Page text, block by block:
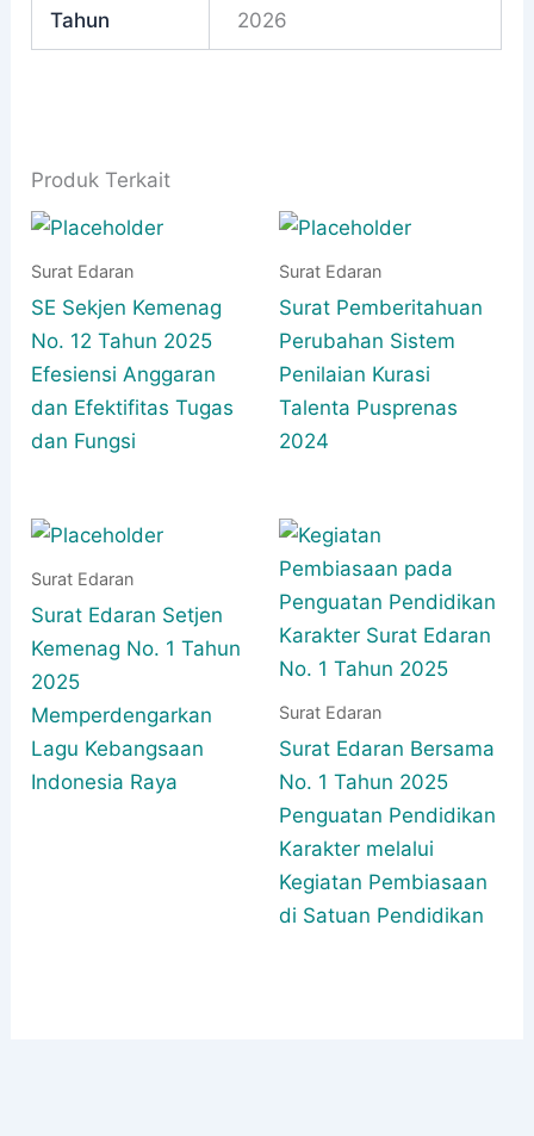
Tahun 2026
Produk Terkait
Surat Edaran
SE Sekjen Kemenag
No. 12 Tahun 2025
Efesiensi Anggaran
dan Efektifitas Tugas
dan Fungsi
Surat Edaran
Surat Pemberitahuan
Perubahan Sistem
Penilaian Kurasi
Talenta Pusprenas
2024
Surat Edaran
Surat Edaran Setjen
Kemenag No. 1 Tahun
2025
Memperdengarkan
Lagu Kebangsaan
Indonesia Raya
Surat Edaran
Surat Edaran Bersama
No. 1 Tahun 2025
Penguatan Pendidikan
Karakter melalui
Kegiatan Pembiasaan
di Satuan Pendidikan